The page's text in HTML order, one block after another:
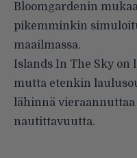
Bloomgardenin
pikemminkin
maailmassa.
Islands In The Sky on
mutta etenkin
lähinnä
nautittavuutta.